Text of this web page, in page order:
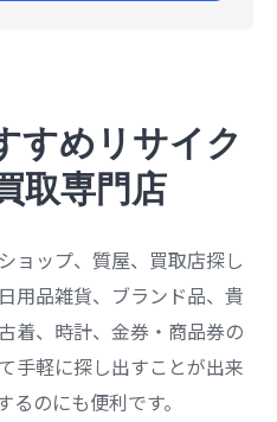
すめリサイク
取専門店
ョップ、質屋、買取店探し
用品雑貨、ブランド品、貴
着、時計、金券・商品券の
手軽に探し出すことが出来
のにも便利です。